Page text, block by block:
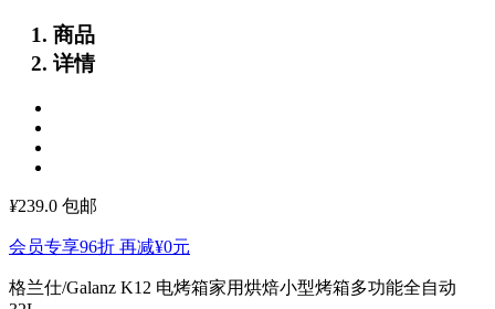
商品
详情
¥239.0 包邮
会员专享96折 再减¥0元
格兰仕/Galanz K12 电烤箱家用烘焙小型烤箱多功能全自动